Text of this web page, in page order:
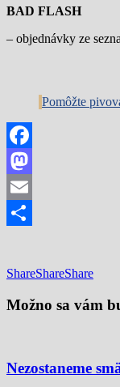
BAD FLASH
– objednávky ze
Pomôžte
Facebook
Mastodon
Email
ShareShareShare
Možno sa vám
Nezostaneme